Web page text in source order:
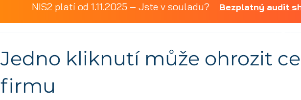
NIS2 platí od 1.11.2025 – Jste v souladu? Bezplatný audit
Jedno kliknutí může ohrozit
firmu